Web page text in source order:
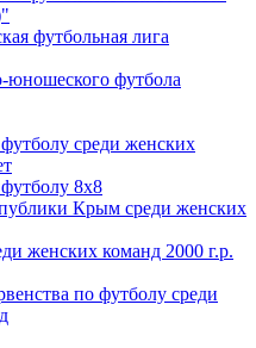
футбольная лига
юношеского футбола
среди женских
8х8
Крым среди женских
женских команд 2000 г.р.
по футболу среди